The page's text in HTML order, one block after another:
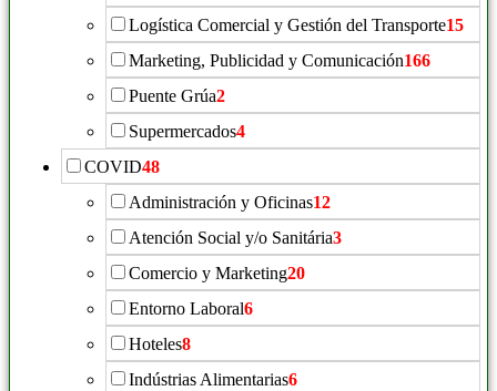
Logística Comercial y Gestión del Transporte15
Marketing, Publicidad y Comunicación166
Puente Grúa2
Supermercados4
COVID48
Administración y Oficinas12
Atención Social y/o Sanitária3
Comercio y Marketing20
Entorno Laboral6
Hoteles8
Indústrias Alimentarias6